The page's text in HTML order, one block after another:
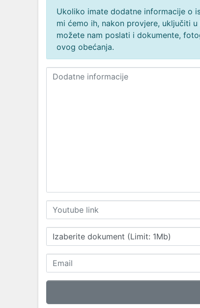
Ukoliko imate dodatne informacije o
mi ćemo ih, nakon provjere, uključiti
možete nam poslati i dokumente,
ovog obećanja.
Izaberite dokument (Limit: 1Mb)